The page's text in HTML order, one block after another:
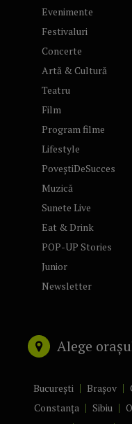
Evenimente
Festivaluri
Concerte
Artă & Cultură
Teatru
Film
Program filme
Lifestyle
PoveștiDeSucces
Muzică
Sunete Live
Eat & Drink
POP-UP Stories
Junior
Newsletter
Alege
București Brașov
Constanța
Sibiu